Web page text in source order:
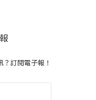
訂閱電子報！